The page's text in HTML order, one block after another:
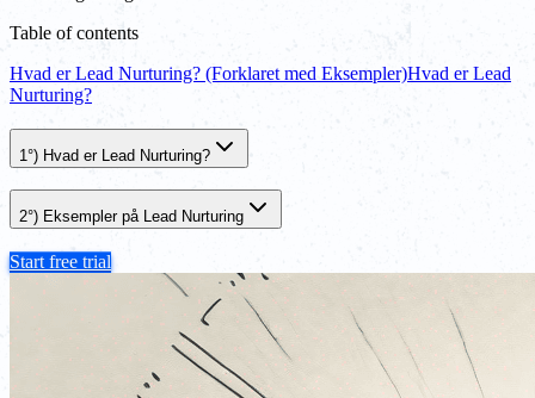
Table of contents
Hvad er Lead Nurturing? (Forklaret med Eksempler)Hvad er Lead
Nurturing?
1°) Hvad er Lead Nurturing?
2°) Eksempler på Lead Nurturing
Start free trial